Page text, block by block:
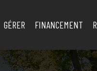
GÉRER FINANCEMENT